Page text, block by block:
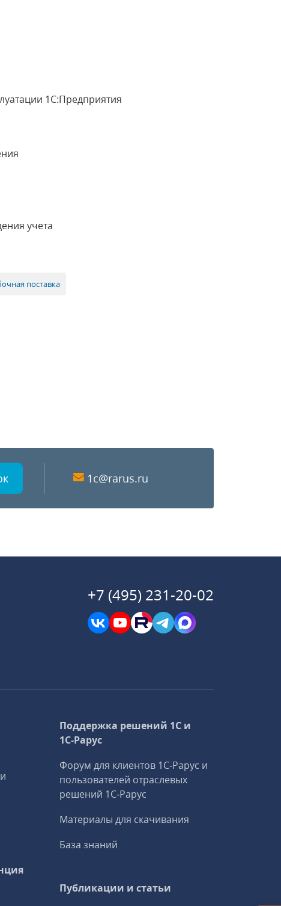
1С:Предприятия
учета
поставка
1c@rarus.ru
+7 (495) 231-20-02
Поддержка решений 1С и
1С‑Рарус
Форум для клиентов 1С‑Рарус и
пользователей отраслевых
решений 1С‑Рарус
Материалы для скачивания
База знаний
Публикации и статьи